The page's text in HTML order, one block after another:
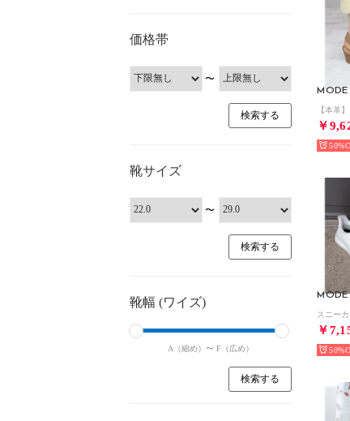
価格帯
〜
靴サイズ
〜
靴幅 (ワイズ)
A（細め）〜 F（広め）
MODE
￥
50%
MODE
￥
50%